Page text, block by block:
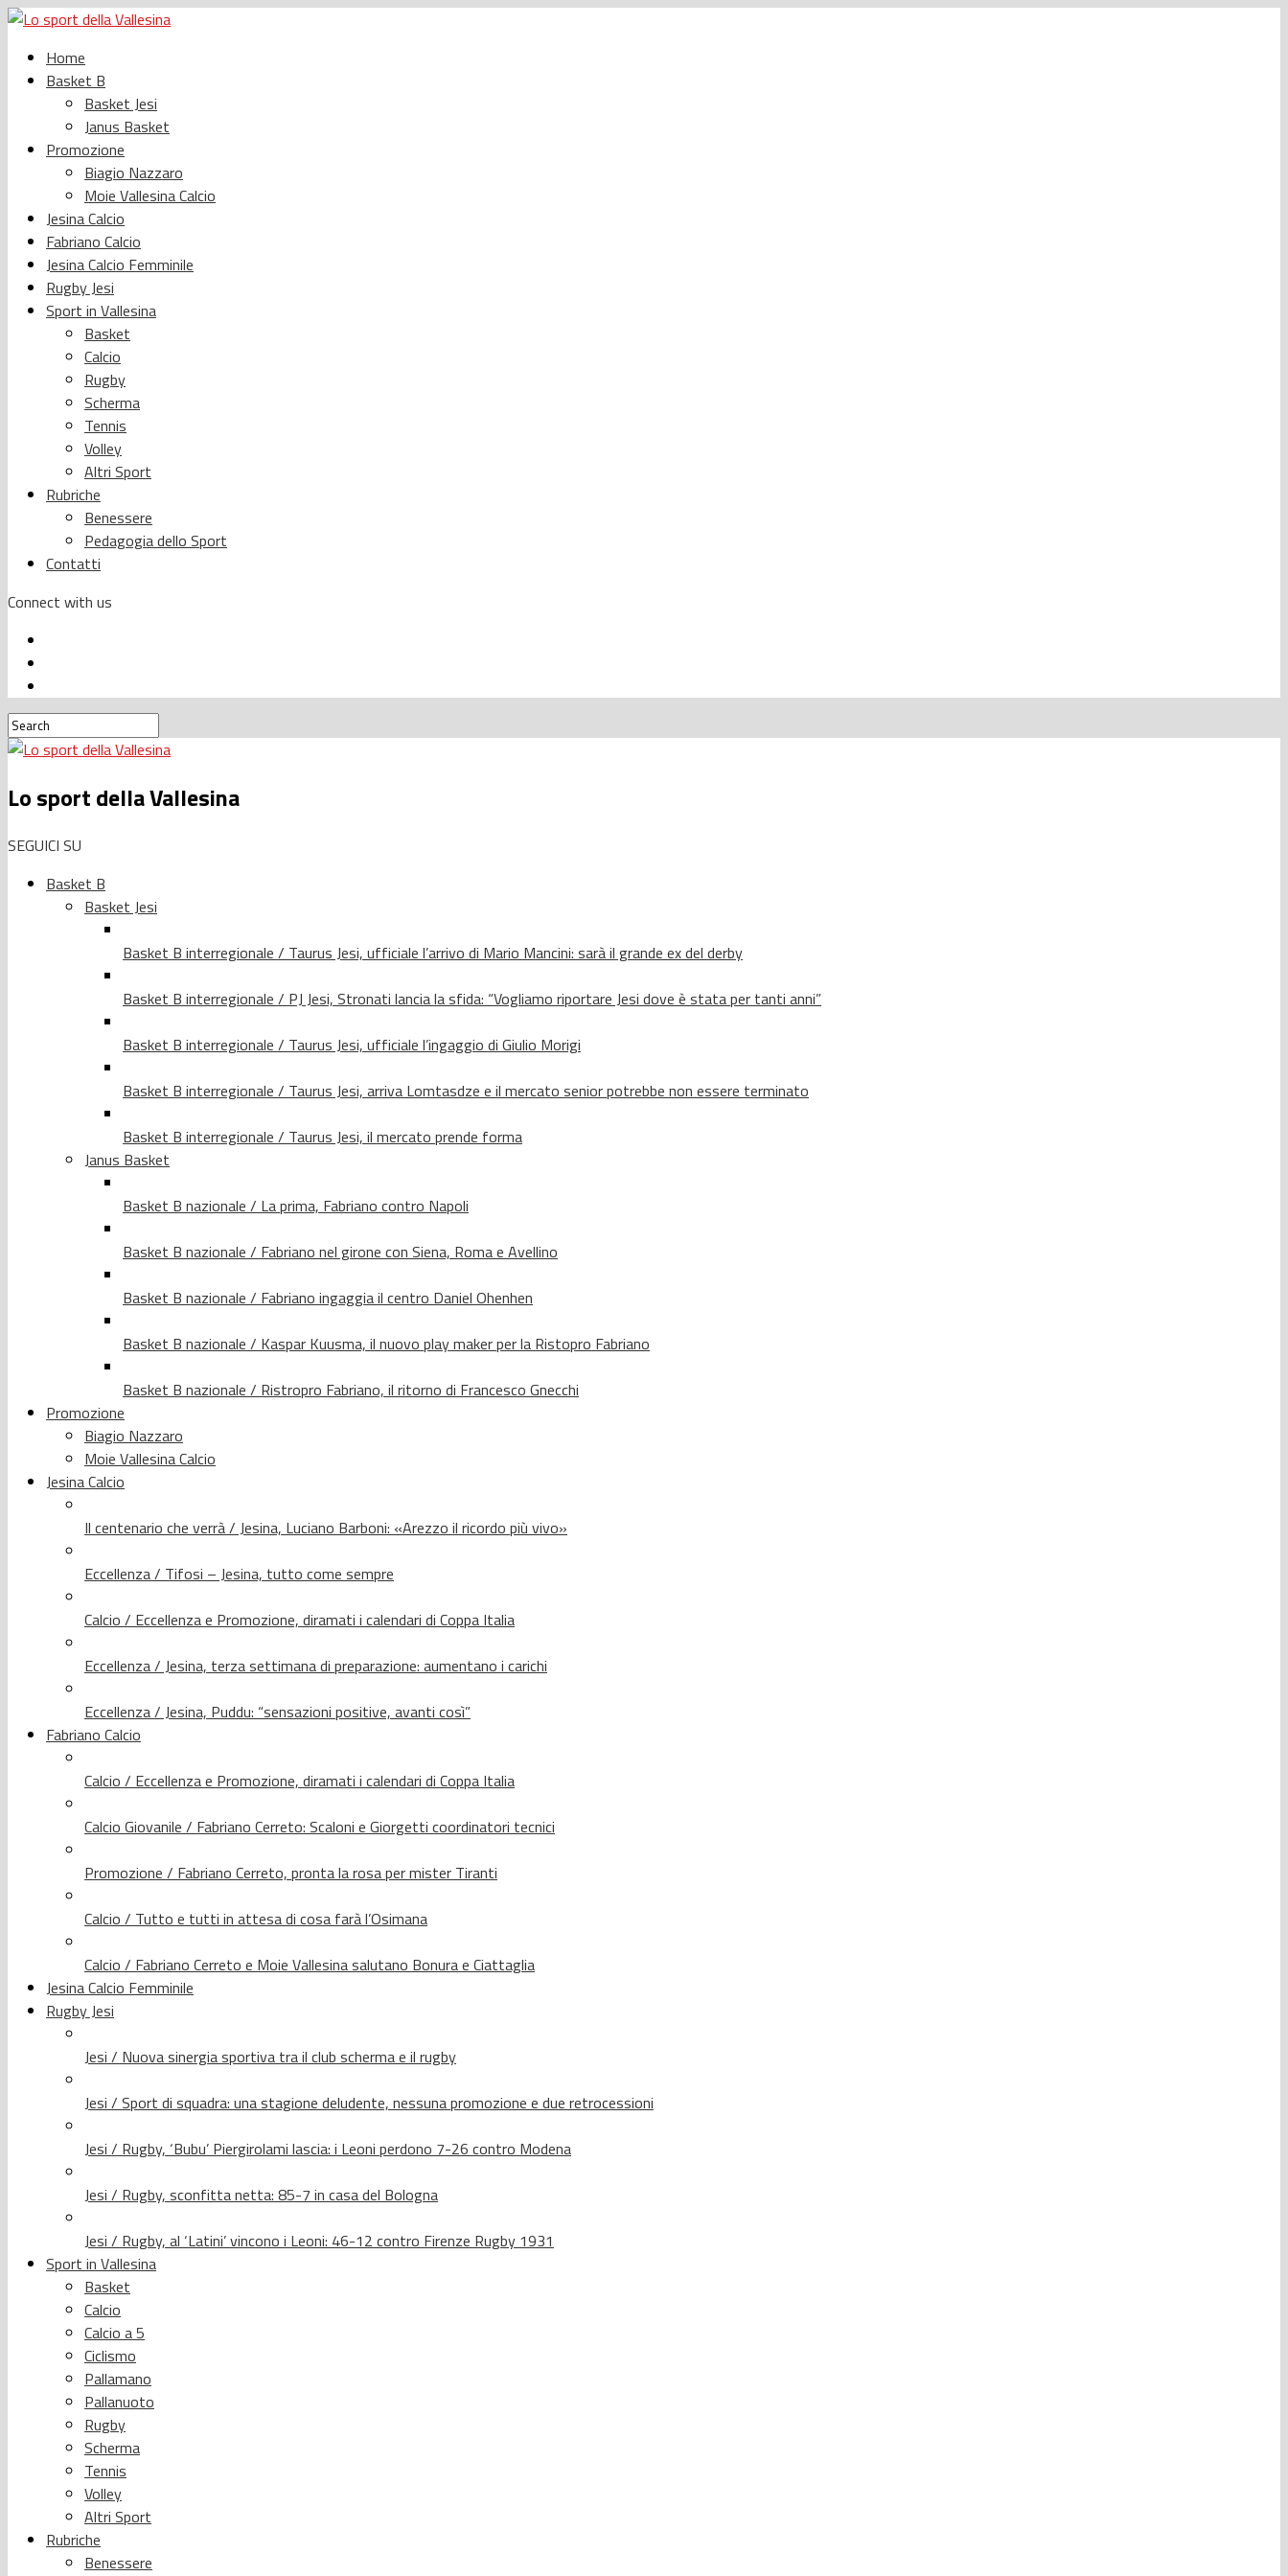
Home
Basket B
Basket Jesi
Janus Basket
Promozione
Biagio Nazzaro
Moie Vallesina Calcio
Jesina Calcio
Fabriano Calcio
Jesina Calcio Femminile
Rugby Jesi
Sport in Vallesina
Basket
Calcio
Rugby
Scherma
Tennis
Volley
Altri Sport
Rubriche
Benessere
Pedagogia dello Sport
Contatti
Connect with us
Lo sport della Vallesina
SEGUICI SU
Basket B
Basket Jesi
Basket B interregionale / Taurus Jesi, ufficiale l’arrivo di Mario Mancini: sarà il grande ex del derby
Basket B interregionale / PJ Jesi, Stronati lancia la sfida: “Vogliamo riportare Jesi dove è stata per tanti anni”
Basket B interregionale / Taurus Jesi, ufficiale l’ingaggio di Giulio Morigi
Basket B interregionale / Taurus Jesi, arriva Lomtasdze e il mercato senior potrebbe non essere terminato
Basket B interregionale / Taurus Jesi, il mercato prende forma
Janus Basket
Basket B nazionale / La prima, Fabriano contro Napoli
Basket B nazionale / Fabriano nel girone con Siena, Roma e Avellino
Basket B nazionale / Fabriano ingaggia il centro Daniel Ohenhen
Basket B nazionale / Kaspar Kuusma, il nuovo play maker per la Ristopro Fabriano
Basket B nazionale / Ristropro Fabriano, il ritorno di Francesco Gnecchi
Promozione
Biagio Nazzaro
Moie Vallesina Calcio
Jesina Calcio
Il centenario che verrà / Jesina, Luciano Barboni: «Arezzo il ricordo più vivo»
Eccellenza / Tifosi – Jesina, tutto come sempre
Calcio / Eccellenza e Promozione, diramati i calendari di Coppa Italia
Eccellenza / Jesina, terza settimana di preparazione: aumentano i carichi
Eccellenza / Jesina, Puddu: “sensazioni positive, avanti così”
Fabriano Calcio
Calcio / Eccellenza e Promozione, diramati i calendari di Coppa Italia
Calcio Giovanile / Fabriano Cerreto: Scaloni e Giorgetti coordinatori tecnici
Promozione / Fabriano Cerreto, pronta la rosa per mister Tiranti
Calcio / Tutto e tutti in attesa di cosa farà l’Osimana
Calcio / Fabriano Cerreto e Moie Vallesina salutano Bonura e Ciattaglia
Jesina Calcio Femminile
Rugby Jesi
Jesi / Nuova sinergia sportiva tra il club scherma e il rugby
Jesi / Sport di squadra: una stagione deludente, nessuna promozione e due retrocessioni
Jesi / Rugby, ‘Bubu’ Piergirolami lascia: i Leoni perdono 7-26 contro Modena
Jesi / Rugby, sconfitta netta: 85-7 in casa del Bologna
Jesi / Rugby, al ‘Latini’ vincono i Leoni: 46-12 contro Firenze Rugby 1931
Sport in Vallesina
Basket
Calcio
Calcio a 5
Ciclismo
Pallamano
Pallanuoto
Rugby
Scherma
Tennis
Volley
Altri Sport
Rubriche
Benessere